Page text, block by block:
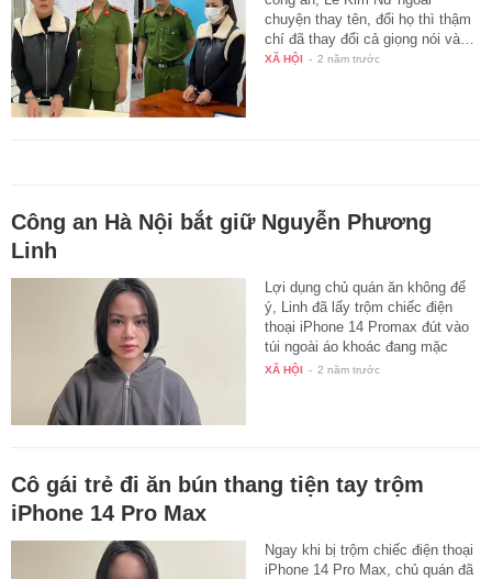
chuyện thay tên, đổi họ thì thậm
chí đã thay đổi cả giọng nói và…
XÃ HỘI - 2 năm trước
Công an Hà Nội bắt giữ Nguyễn Phương
Linh
Lợi dụng chủ quán ăn không để
ý, Linh đã lấy trộm chiếc điện
thoại iPhone 14 Promax đút vào
túi ngoài áo khoác đang mặc
trên…
XÃ HỘI - 2 năm trước
Cô gái trẻ đi ăn bún thang tiện tay trộm
iPhone 14 Pro Max
Ngay khi bị trộm chiếc điện thoại
iPhone 14 Pro Max, chủ quán đã